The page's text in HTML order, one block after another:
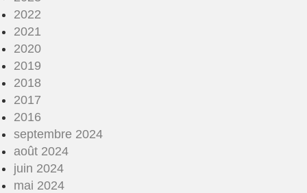
2022
2021
2020
2019
2018
2017
2016
septembre 2024
août 2024
juin 2024
mai 2024